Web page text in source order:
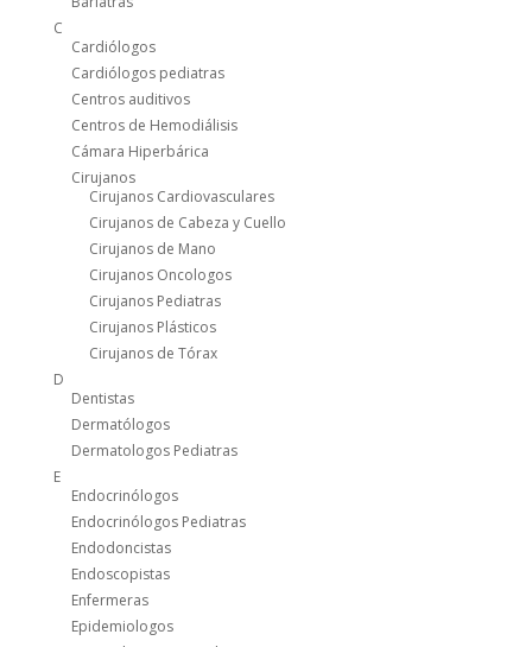
C
Cardiólogos
Cardiólogos pediatras
Centros auditivos
Centros de Hemodiálisis
Cámara Hiperbárica
Cirujanos
Cirujanos Cardiovasculares
Cirujanos de Cabeza y Cuello
Cirujanos de Mano
Cirujanos Oncologos
Cirujanos Pediatras
Cirujanos Plásticos
Cirujanos de Tórax
D
Dentistas
Dermatólogos
Dermatologos Pediatras
E
Endocrinólogos
Endocrinólogos Pediatras
Endodoncistas
Endoscopistas
Enfermeras
Epidemiologos